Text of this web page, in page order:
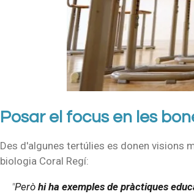
Posar el focus en les
Des d'algunes tertúlies es donen visions
biologia Coral Regí:
"Però hi ha exemples de pràctiques